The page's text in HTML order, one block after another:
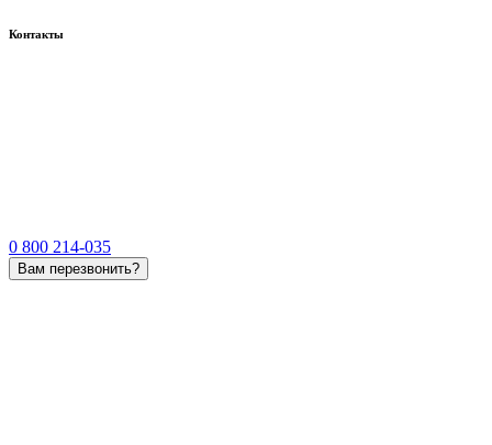
Контакты
0 800 214-035
Вам перезвонить?